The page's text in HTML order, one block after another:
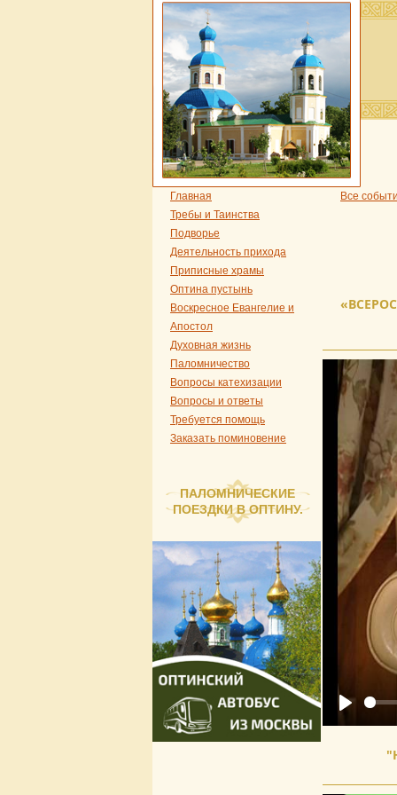
Главная
Требы и Таинства
Подворье
Деятельность прихода
Приписные храмы
Оптина пустынь
Воскресное Евангелие и
Апостол
Духовная жизнь
Паломничество
Вопросы катехизации
Вопросы и ответы
Требуется помощь
Заказать поминовение
ПАЛОМНИЧЕСКИЕ
ПОЕЗДКИ В ОПТИНУ.
Все